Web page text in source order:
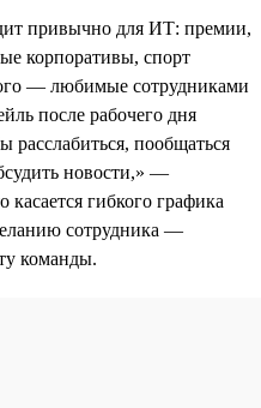
привычно для ИТ: премии,
корпоративы, спорт
— любимые сотрудниками
после рабочего дня
расслабиться, пообщаться
новости,» —
касается гибкого графика
сотрудника —
команды.